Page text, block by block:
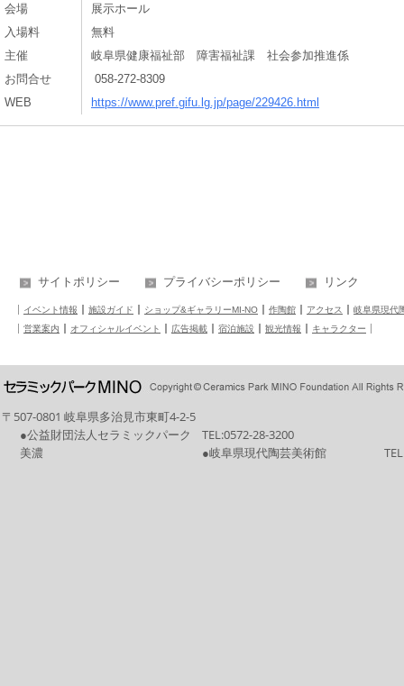
会場
展示ホール
入場料
無料
主催
岐阜県健康福祉部 障害福祉課 社会参加推進係
お問合せ
058-272-8309
WEB
https://www.pref.gifu.lg.jp/page/229426.html
サイトポリシー プライバシーポリシー リンク
イベント情報 施設ガイド ショップ&ギャラリーMI-NO 作陶館 アクセス
岐阜県現代
営業案内
オフィシャルイベント 広告掲載 宿泊施設 観光情報 キャラクター
〒507-0801 岐阜県多治見市東町4-2-5
●公益財団法人セラミックパーク
美濃
TEL:0572-28-3200
●岐阜県現代陶芸美術館